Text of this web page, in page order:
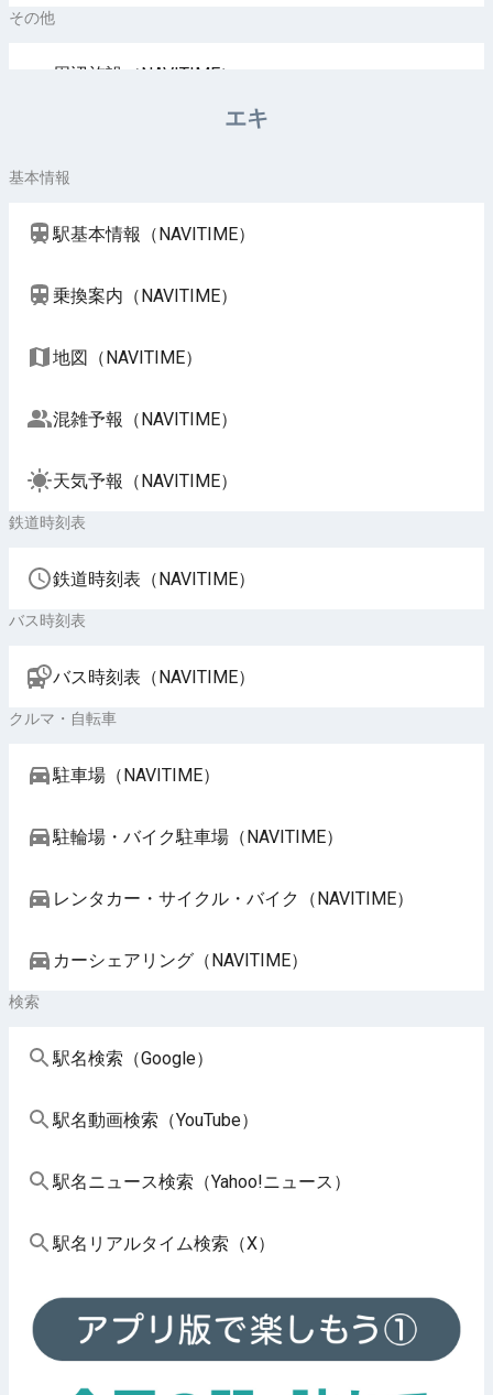
その他
周辺施設（NAVITIME）
エキ
基本情報
駅基本情報（NAVITIME）
乗換案内（NAVITIME）
地図（NAVITIME）
混雑予報（NAVITIME）
天気予報（NAVITIME）
鉄道時刻表
鉄道時刻表（NAVITIME）
バス時刻表
バス時刻表（NAVITIME）
クルマ・自転車
駐車場（NAVITIME）
駐輪場・バイク駐車場（NAVITIME）
レンタカー・サイクル・バイク（NAVITIME）
カーシェアリング（NAVITIME）
検索
駅名検索（Google）
駅名動画検索（YouTube）
駅名ニュース検索（Yahoo!ニュース）
駅名リアルタイム検索（X）